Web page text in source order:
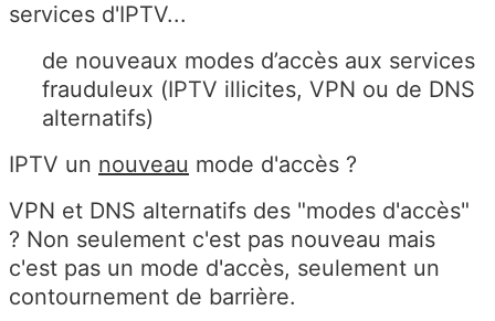
services d'IPTV...
de nouveaux modes d’accès aux services
frauduleux (IPTV illicites, VPN ou de DNS
alternatifs)
IPTV un nouveau mode d'accès ?
VPN et DNS alternatifs des "modes d'accès"
? Non seulement c'est pas nouveau mais
c'est pas un mode d'accès, seulement un
contournement de barrière.